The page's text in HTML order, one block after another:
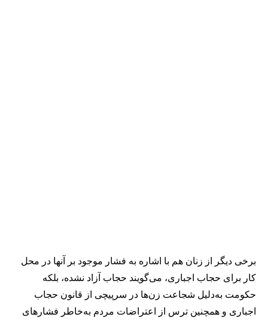
برخی دیگر از زنان هم با اشاره به فشار موجود بر آنها در محل
کار برای حجاب اجباری، می‌گویند حجاب آزاد نشده، بلکه
حکومت به‌دلیل شجاعت زن‌ها در سرپیچی از قانون حجاب
اجباری و همچنین ترس از اعتراضات مردم به‌خاطر فشارهای